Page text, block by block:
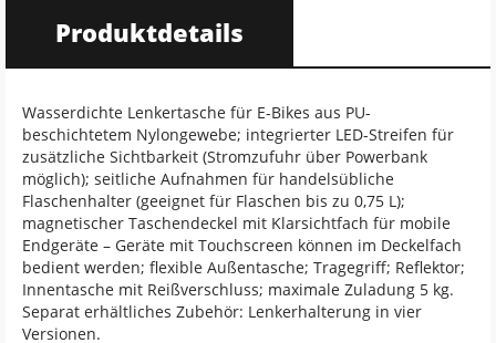
Produktdetails
Wasserdichte Lenkertasche für E-Bikes aus PU-
beschichtetem Nylongewebe; integrierter LED-Streifen für
zusätzliche Sichtbarkeit (Stromzufuhr über Powerbank
möglich); seitliche Aufnahmen für handelsübliche
Flaschenhalter (geeignet für Flaschen bis zu 0,75 L);
magnetischer Taschendeckel mit Klarsichtfach für mobile
Endgeräte – Geräte mit Touchscreen können im Deckelfach
bedient werden; flexible Außentasche; Tragegriff; Reflektor;
Innentasche mit Reißverschluss; maximale Zuladung 5 kg.
Separat erhältliches Zubehör: Lenkerhalterung in vier
Versionen.